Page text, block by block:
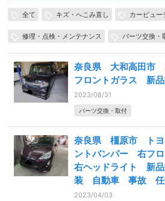
全て キズ・へこみ直し カービュー
修理・点検・メンテナンス パーツ交換・
奈良県 大和高田
フロントガラス 新
2023/08/31
パーツ交換・取付
奈良県 橿原市 ト
ントバンパー 右フ
右ヘッドライト 新
装 自動車 事故 任
2023/04/03